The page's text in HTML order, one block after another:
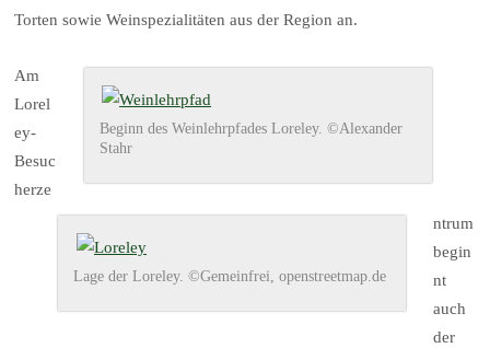
Torten sowie Weinspezialitäten aus der Region an.
Beginn des Weinlehrpfades Loreley. ©Alexander
Stahr
Lage der Loreley. ©Gemeinfrei, openstreetmap.de
Am
Lorel
ey-
Besuc
herze
ntrum
begin
nt
auch
der